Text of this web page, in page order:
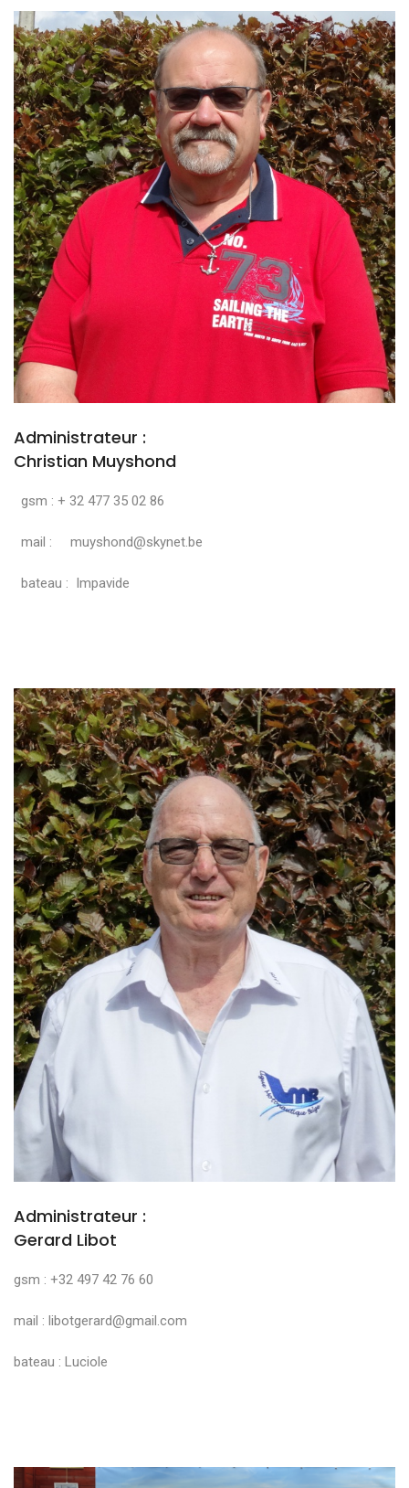
Administrateur :
Christian Muyshond
gsm : + 32 477 35 02 86
mail : muyshond@skynet.be
bateau : Impavide
Administrateur :
Gerard Libot
gsm : +32 497 42 76 60
mail : libotgerard@gmail.com
bateau : Luciole